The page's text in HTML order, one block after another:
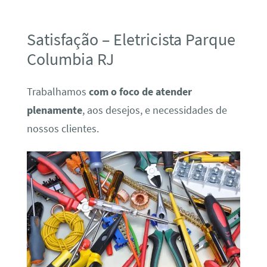
Satisfação – Eletricista Parque
Columbia RJ
Trabalhamos com o foco de atender
plenamente, aos desejos, e necessidades de
nossos clientes.